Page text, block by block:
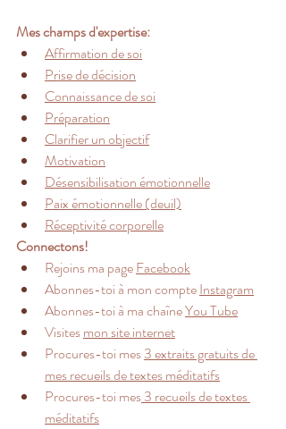
Mes champs d'expertise:
Affirmation de soi
Prise de décision
Connaissance de soi
Préparation
Clarifier un objectif
Motivation
Désensibilisation émotionnelle
Paix émotionnelle (deuil)
Réceptivité corporelle
Connectons!
Rejoins ma page Facebook
Abonnes-toi à mon compte Instagram
Abonnes-toi à ma chaîne You Tube
Visites mon site internet
Procures-toi mes 3 extraits gratuits de
mes recueils de textes méditatifs
Procures-toi mes 3 recueils de textes
méditatifs